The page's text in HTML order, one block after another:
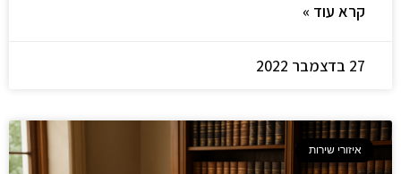
קרא עוד »
27 בדצמבר 2022
איזורי שירות